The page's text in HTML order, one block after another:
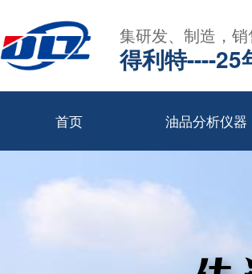
集研发、制造，
得利特----25
首页 油品分析仪器